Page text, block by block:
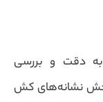
دقت و بررسی
نشانه‌های کش